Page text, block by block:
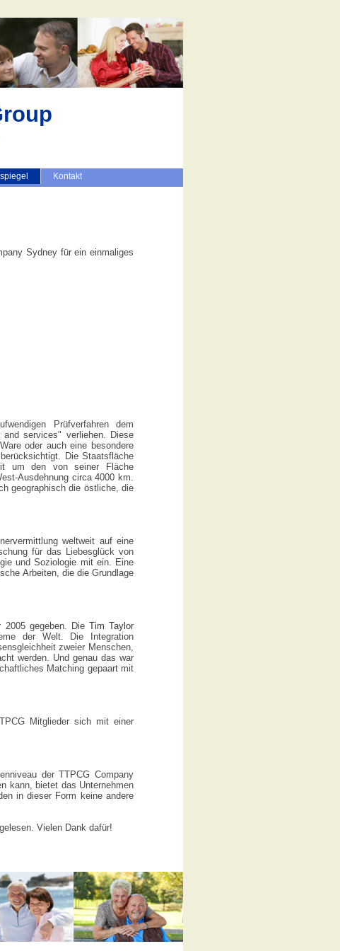
Kontakt
Sydney für ein einmaliges
Prüfverfahren dem
services" verliehen. Diese
oder auch eine besondere
Die Staatsfläche
um den von seiner Fläche
Ausdehnung circa 4000 km.
geographisch die östliche, die
weltweit auf eine
für das Liebesglück von
und Soziologie mit ein. Eine
Arbeiten, die die Grundlage
2005 gegeben. Die Tim Taylor
der Welt. Die Integration
zweier Menschen,
werden. Und genau das war
Matching gepaart mit
Mitglieder sich mit einer
der TTPCG Company
kann, bietet das Unternehmen
in dieser Form keine andere
Vielen Dank dafür!